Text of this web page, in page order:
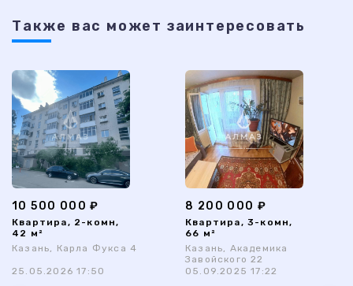
Также ваc может заинтересовать
10 500 000 ₽
Квартира, 2-комн,
42 м²
Казань, Карла Фукса 4
25.05.2026 17:50
8 200 000 ₽
Квартира, 3-комн,
66 м²
Казань, Академика
Завойского 22
05.09.2025 17:22